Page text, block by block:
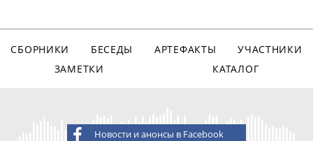
СБОРНИКИ БЕСЕДЫ АРТЕФАКТЫ
УЧАСТНИКИ
ЗАМЕТКИ
КАТАЛОГ
Новости и анонсы в Facebook